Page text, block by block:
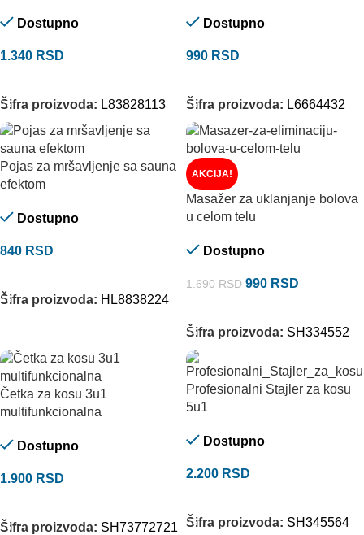
Dostupno
1.340 RSD
Šifra proizvoda: L83828113
Dostupno
990 RSD
Šifra proizvoda: L6664432
Pojas za mršavljenje sa sauna
efektom
Dostupno
840 RSD
Šifra proizvoda: HL8838224
AKCIJA!
Masažer za uklanjanje bolova
u celom telu
Dostupno
1.690RSD 990 RSD
Šifra proizvoda: SH334552
Četka za kosu 3u1
multifunkcionalna
Dostupno
1.900 RSD
Šifra proizvoda: SH73772721
Profesionalni Stajler za kosu
5u1
Dostupno
2.200 RSD
Šifra proizvoda: SH345564